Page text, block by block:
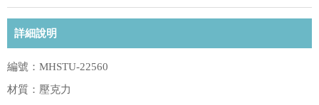
詳細說明
編號：MHSTU-22560
材質：壓克力